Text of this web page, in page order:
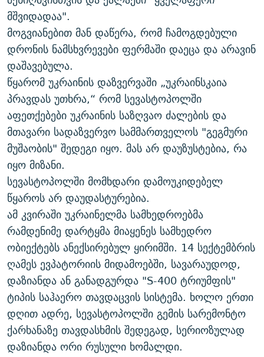
მშვიდადაა".
მოგვიანებით მან დაწერა, რომ ჩამოგდებული
დრონის ნამსხვრევები ფერმაში დაეცა და არავინ
დაშავებულა.
წყარომ უკრაინის დაზვერვაში „უკრაინსკაია
პრავდას უთხრა,“ რომ სევასტოპოლში
აფეთქებები უკრაინის საზღვაო ძალების და
მთავარი სადაზვერვო სამმართველოს "გეგმური
მუშაობის" შედეგი იყო. მას არ დაუზუსტებია, რა
იყო მიზანი.
სევასტოპოლში მომხდარი დამოუკიდებელ
წყაროს არ დაუდასტურებია.
ამ კვირაში უკრაინელმა სამხედროებმა
რამდენიმე დარტყმა მიაყენეს სამხედრო
ობიექტებს ანექსირებულ ყირიმში. 14 სექტემბრის
ღამეს ევპატორიის მიდამოებში, სავარაუდოდ,
დაზიანდა ან განადგურდა "S-400 ტრიუმფის"
ტიპის საჰაერო თავდაცვის სისტემა. ხოლო ერთი
დღით ადრე, სევასტოპოლში გემის სარემონტო
ქარხანაზე თავდასხმის შედეგად, სერიოზულად
დაზიანდა ორი რუსული ხომალდი.